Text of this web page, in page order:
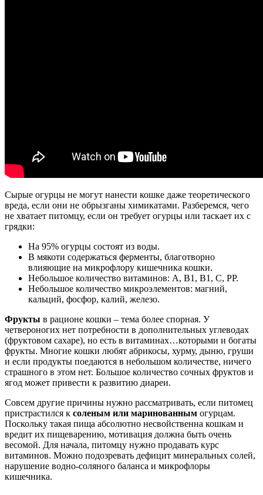
Сырые огурцы не могут нанести кошке даже теоретического
вреда, если они не обрызганы химикатами. Разберемся, чего
не хватает питомцу, если он требует огурцы или таскает их с
грядки:
На 95% огурцы состоят из воды.
В мякоти содержаться ферменты, благотворно
влияющие на микрофлору кишечника кошки.
Небольшое количество витаминов: А, В1, В1, С, РР.
Небольшое количество микроэлементов: магний,
кальций, фосфор, калий, железо.
Фрукты в рационе кошки – тема более спорная. У
четвероногих нет потребности в дополнительных углеводах
(фруктовом сахаре), но есть в витаминах…которыми и богаты
фрукты. Многие кошки любят абрикосы, хурму, дыню, груши
и если продукты поедаются в небольшом количестве, ничего
страшного в этом нет. Большое количество сочных фруктов и
ягод может привести к развитию диареи.
Совсем другие причины нужно рассматривать, если питомец
пристрастился к соленым или маринованным огурцам.
Поскольку такая пища абсолютно несвойственна кошкам и
вредит их пищеварению, мотивация должна быть очень
весомой. Для начала, питомцу нужно продавать курс
витаминов. Можно подозревать дефицит минеральных солей,
нарушение водно-соляного баланса и микрофлоры
кишечника.